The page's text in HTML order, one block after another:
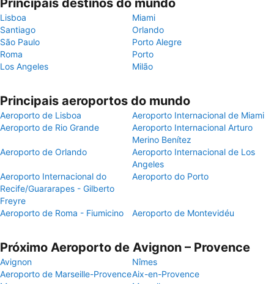
Principais destinos do mundo
Lisboa
Miami
Santiago
Orlando
São Paulo
Porto Alegre
Roma
Porto
Los Angeles
Milão
Principais aeroportos do mundo
Aeroporto de Lisboa
Aeroporto Internacional de Miami
Aeroporto de Rio Grande
Aeroporto Internacional Arturo
Merino Benítez
Aeroporto de Orlando
Aeroporto Internacional de Los
Angeles
Aeroporto Internacional do
Recife/Guararapes - Gilberto
Freyre
Aeroporto do Porto
Aeroporto de Roma - Fiumicino Aeroporto de Montevidéu
Próximo Aeroporto de Avignon – Provence
Avignon
Nîmes
Aeroporto de Marseille-ProvenceAix-en-Provence